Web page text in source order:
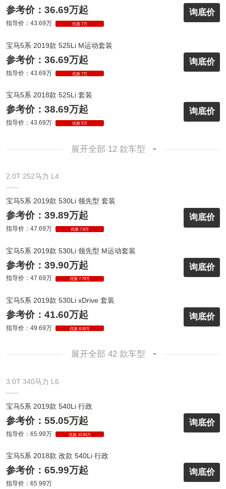
参考价：36.69万起
指导价：43.69万 优惠 7万
询底价
宝马5系 2019款 525Li M运动套装
参考价：36.69万起
指导价：43.69万 优惠 7万
询底价
宝马5系 2018款 525Li 套装
参考价：38.69万起
指导价：43.69万 优惠 5万
询底价
展开全部 12 款车型
2.0T 252马力 L4
宝马5系 2019款 530Li 领先型 套装
参考价：39.89万起
指导价：47.69万 优惠 7.8万
询底价
宝马5系 2019款 530Li 领先型 M运动套装
参考价：39.90万起
指导价：47.69万 优惠 7.79万
询底价
宝马5系 2019款 530Li xDrive 套装
参考价：41.60万起
指导价：49.69万 优惠 8.09万
询底价
展开全部 42 款车型
3.0T 340马力 L6
宝马5系 2019款 540Li 行政
参考价：55.05万起
指导价：65.99万 优惠 10.94万
询底价
宝马5系 2018款 改款 540Li 行政
参考价：65.99万起
指导价：65.99万
询底价